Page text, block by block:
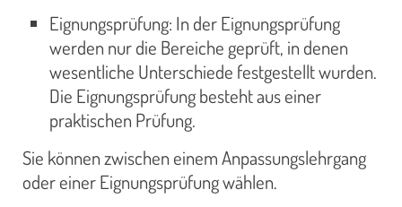
Eignungsprüfung: In der Eignungsprüfung
werden nur die Bereiche geprüft, in denen
wesentliche Unterschiede festgestellt wurden.
Die Eignungsprüfung besteht aus einer
praktischen Prüfung.
Sie können zwischen einem Anpassungslehrgang
oder einer Eignungsprüfung wählen.